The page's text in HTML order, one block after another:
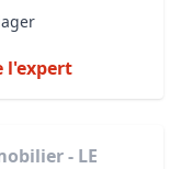
l'expert
- LE